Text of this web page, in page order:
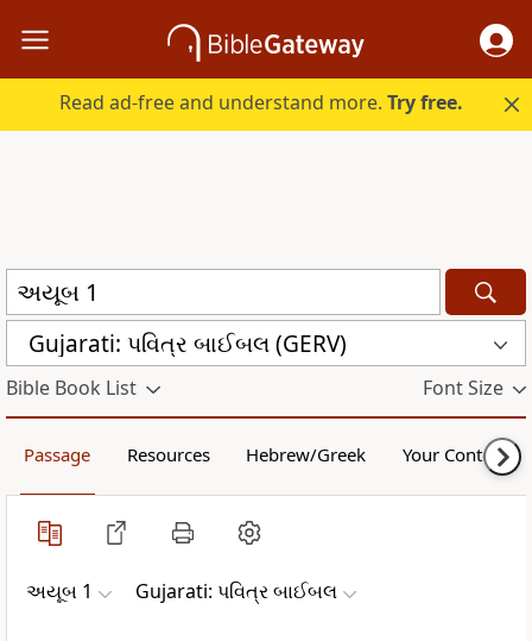
Read ad-free and understand more.Try free.
Gujarati: પવિત્ર બાઈબલ (GERV)
Bible Book List Font Size
Passage Resources Hebrew/Greek Your Content
અયૂબ 1 Gujarati: પવિત્ર બાઈબલ